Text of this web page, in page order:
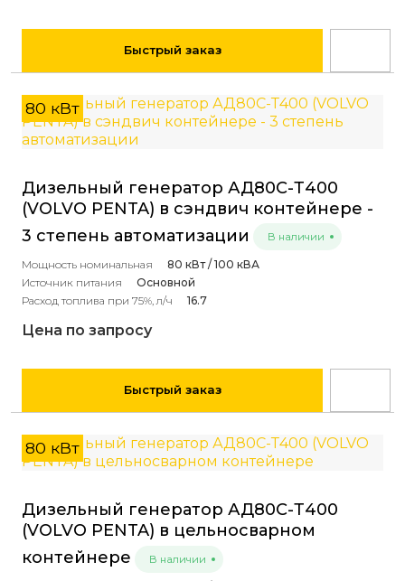
Быстрый заказ
80 кВт
Дизельный генератор АД80С-Т400
(VOLVO PENTA) в сэндвич контейнере -
3 степень автоматизации
В наличии
Мощность номинальная
80 кВт / 100 кВА
Источник питания
Основной
Расход топлива при 75%, л/ч
16.7
Цена по запросу
Быстрый заказ
80 кВт
Дизельный генератор АД80С-Т400
(VOLVO PENTA) в цельносварном
контейнере
В наличии